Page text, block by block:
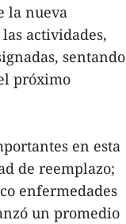
la nueva
actividades,
sentando
próximo
en esta
de reemplazo;
enfermedades
un promedio